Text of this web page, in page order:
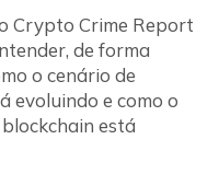
Crypto Crime Report
de forma
o cenário de
evoluindo e como o
está